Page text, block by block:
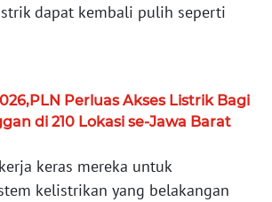
dapat kembali pulih seperti
Perluas Akses Listrik Bagi
di 210 Lokasi se-Jawa Barat
keras mereka untuk
kelistrikan yang belakangan